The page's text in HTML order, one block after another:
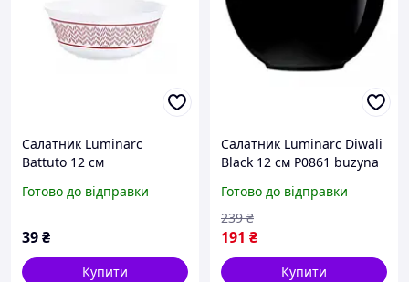
Салатник Luminarc
Battuto 12 см
Готово до відправки
39₴
Купити
Салатник Luminarc Diwali
Black 12 см P0861 buzyna
Готово до відправки
191 ₴
239 ₴
Купити